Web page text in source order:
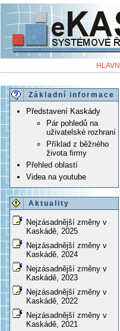
Základní informace
Představení Kaskády
Pár pohledů na
uživatelské rozhraní
Příklad z běžného
života firmy
Přehled oblastí
Videa na youtube
Aktuality
Nejzásadnější změny v
Kaskádě, 2025
Nejzásadnější změny v
Kaskádě, 2024
Nejzásadnější změny v
Kaskádě, 2023
Nejzásadnější změny v
Kaskádě, 2022
Nejzásadnější změny v
Kaskádě, 2021